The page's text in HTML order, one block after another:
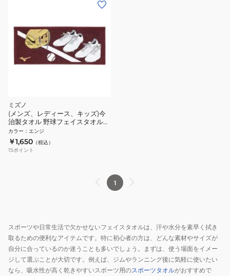
ミズノ
(メンズ、レディース、キッズ)今
治製タオル 野球フェイスタオル
箱入り 32JYB12000
カラー ： エンジ
￥1,650 （税込）
15ポイント
1
スポーツや日常生活で欠かせないフェイスタオルは、汗や水分を素早く拭き
取るための便利なアイテムです。特に初心者の方は、どんな素材やサイズが
自分に合っているのか迷うことも多いでしょう。まずは、使う場面をイメー
ジして選ぶことが大切です。例えば、ジムやランニング後に気軽に使いたい
なら、吸水性が高く乾きやすいスポーツ用のスポーツタオルがおすすめで